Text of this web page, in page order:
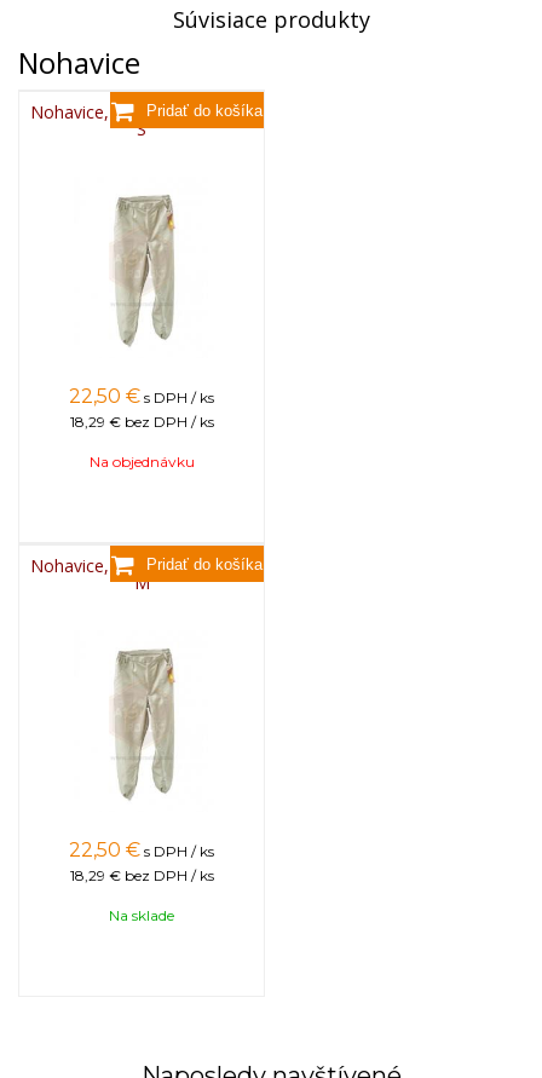
Súvisiace produkty
Nohavice
Nohavice, CLASSIC - veľkosť
S
22,50 € s DPH / ks
18,29 € bez DPH / ks
Na objednávku
Nohavice, CLASSIC - veľkosť
M
22,50 € s DPH / ks
18,29 € bez DPH / ks
Na sklade